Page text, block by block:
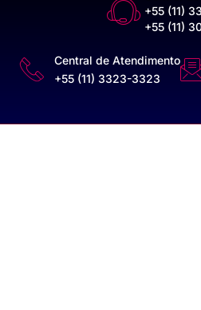
+55 (11)
+55 (11)
Central de Atendimento
+55 (11) 3323-3323